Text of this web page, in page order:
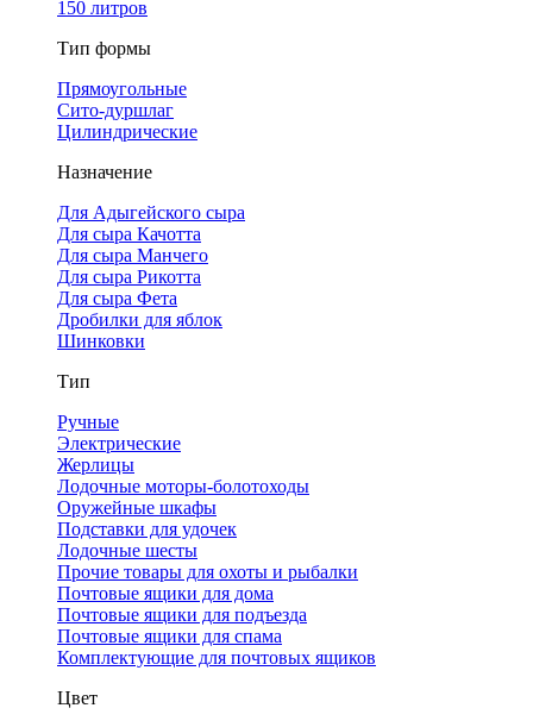
150 литров
Тип формы
Прямоугольные
Сито-дуршлаг
Цилиндрические
Назначение
Для Адыгейского сыра
Для сыра Качотта
Для сыра Манчего
Для сыра Рикотта
Для сыра Фета
Дробилки для яблок
Шинковки
Тип
Ручные
Электрические
Жерлицы
Лодочные моторы-болотоходы
Оружейные шкафы
Подставки для удочек
Лодочные шесты
Прочие товары для охоты и рыбалки
Почтовые ящики для дома
Почтовые ящики для подъезда
Почтовые ящики для спама
Комплектующие для почтовых ящиков
Цвет